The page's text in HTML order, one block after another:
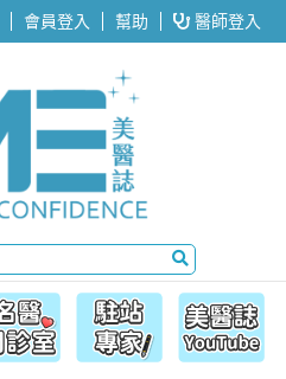
會員登入 幫助 醫師登入